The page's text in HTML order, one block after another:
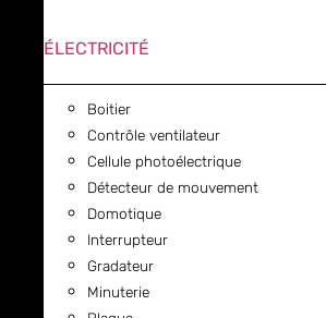
ÉLECTRICITÉ
Boitier
Contrôle ventilateur
Cellule photoélectrique
Détecteur de mouvement
Domotique
Interrupteur
Gradateur
Minuterie